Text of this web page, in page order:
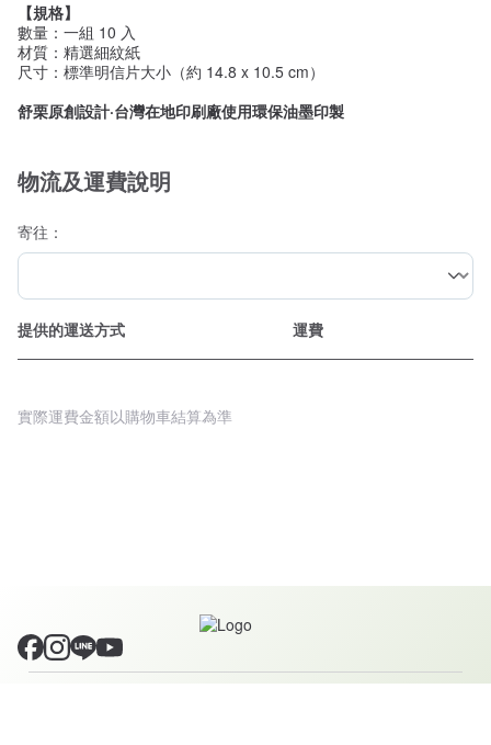
【規格】
數量：一組 10 入
材質：精選細紋紙
尺寸：標準明信片大小（約 14.8 x 10.5 cm）
舒栗原創設計·台灣在地印刷廠使用環保油墨印製
物流及運費說明
寄往：
提供的運送方式 運費
實際運費金額以購物車結算為準